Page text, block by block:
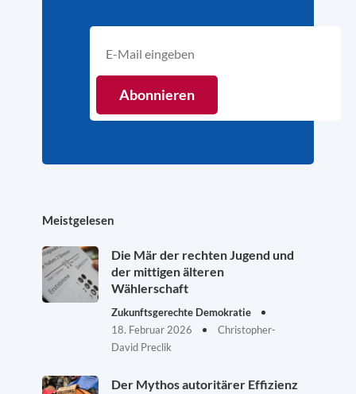
Meistgelesen
Die Mär der rechten Jugend und
der mittigen älteren
Wählerschaft
Zukunftsgerechte Demokratie
18. Februar 2026
Christopher-
David Preclik
Der Mythos autoritärer Effizienz